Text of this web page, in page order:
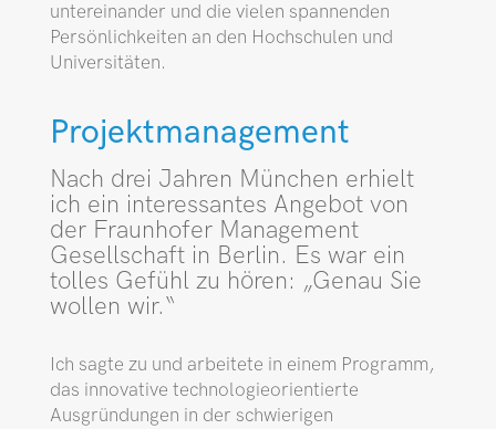
untereinander und die vielen spannenden
Persönlichkeiten an den Hochschulen und
Universitäten.
Projekt­management
Nach drei Jahren München erhielt
ich ein interessantes Angebot von
der Fraunhofer Management
Gesellschaft in Berlin. Es war ein
tolles Gefühl zu hören: „Genau Sie
wollen wir.“
Ich sagte zu und arbeitete in einem Programm,
das innovative technologie­orientierte
Ausgründungen in der schwierigen